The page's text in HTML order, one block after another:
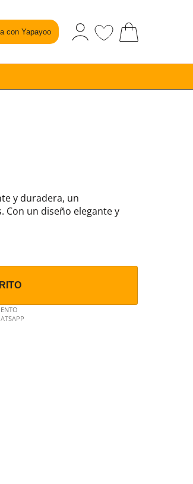
con Yapayoo
y duradera, un
un diseño elegante y